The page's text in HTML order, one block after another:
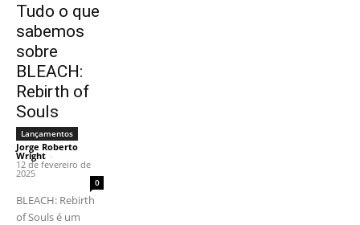
Tudo o que
sabemos
sobre
BLEACH:
Rebirth of
Souls
Lançamentos
Jorge Roberto
Wright -
12 de fevereiro de
2025
0
BLEACH: Rebirth
of Souls é um